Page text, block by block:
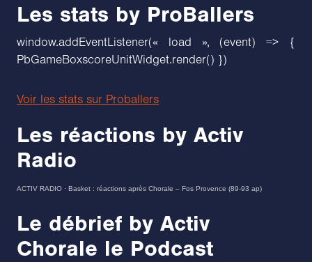
Les stats by ProBallers
window.addEventListener(« load », (event) => {
PbGameBoxscoreUnitWidget.render() })
Voir les stats sur Proballers
Les réactions by Activ
Radio
ACTIV RADIO · Basket : réactions après Chorale – Fos Provence (89-93 ap)
Le débrief by Activ
Chorale le Podcast